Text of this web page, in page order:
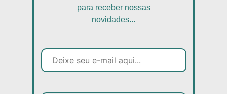
para receber nossas
novidades...